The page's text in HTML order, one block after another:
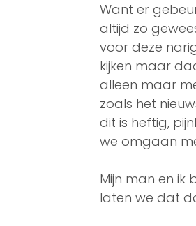
Want er
altijd zo
voor deze
kijken maar
alleen maar
zoals het
dit is heftig,
we omgaan
Mijn man en ik
laten we dat